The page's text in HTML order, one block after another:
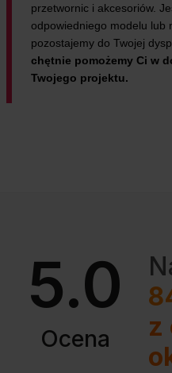
przetwornic i akcesoriów.
odpowiedniego modelu lub
pozostajemy do Twojej
chętnie pomożemy Ci w
Twojego projektu.
5.0
Ocena
z